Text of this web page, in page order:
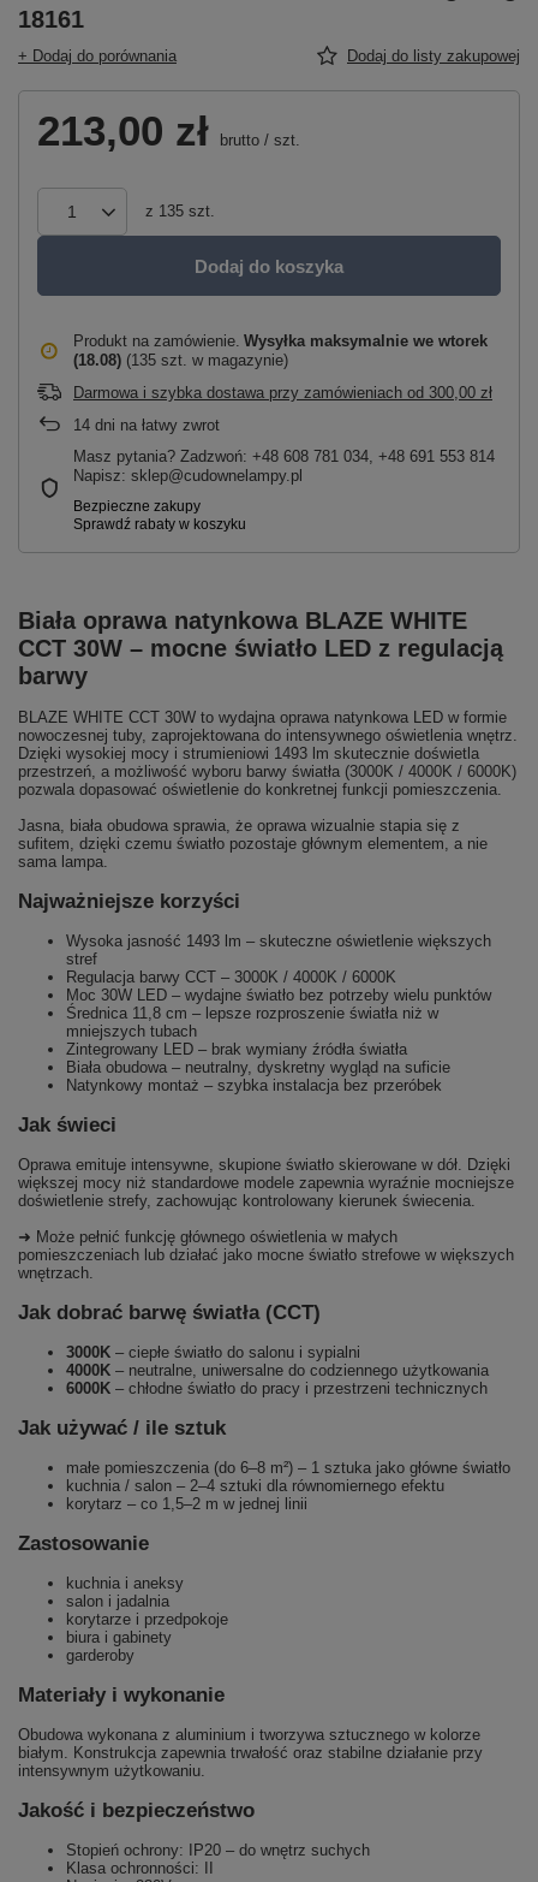
18161
+ Dodaj do porównania Dodaj do listy zakupowej
213,00 zł brutto / szt.
z 135 szt.
Dodaj do koszyka
Produkt na zamówienie Wysyłka maksymalnie we wtorek
(18.08) (135 szt. w magazynie)
Darmowa i szybka dostawa przy zamówieniach od 300,00 zł
14 dni na łatwy zwrot
Masz pytania? Zadzwoń: +48 608 781 034, +48 691 553 814
Napisz: sklep@cudownelampy.pl
Biała oprawa natynkowa BLAZE WHITE
CCT 30W – mocne światło LED z regulacją
barwy
BLAZE WHITE CCT 30W to wydajna oprawa natynkowa LED w formie
nowoczesnej tuby, zaprojektowana do intensywnego oświetlenia wnętrz.
Dzięki wysokiej mocy i strumieniowi 1493 lm skutecznie doświetla
przestrzeń, a możliwość wyboru barwy światła (3000K / 4000K / 6000K)
pozwala dopasować oświetlenie do konkretnej funkcji pomieszczenia.
Jasna, biała obudowa sprawia, że oprawa wizualnie stapia się z
sufitem, dzięki czemu światło pozostaje głównym elementem, a nie
sama lampa.
Najważniejsze korzyści
Wysoka jasność 1493 lm – skuteczne oświetlenie większych
stref
Regulacja barwy CCT – 3000K / 4000K / 6000K
Moc 30W LED – wydajne światło bez potrzeby wielu punktów
Średnica 11,8 cm – lepsze rozproszenie światła niż w
mniejszych tubach
Zintegrowany LED – brak wymiany źródła światła
Biała obudowa – neutralny, dyskretny wygląd na suficie
Natynkowy montaż – szybka instalacja bez przeróbek
Jak świeci
Oprawa emituje intensywne, skupione światło skierowane w dół. Dzięki
większej mocy niż standardowe modele zapewnia wyraźnie mocniejsze
doświetlenie strefy, zachowując kontrolowany kierunek świecenia.
➜ Może pełnić funkcję głównego oświetlenia w małych
pomieszczeniach lub działać jako mocne światło strefowe w większych
wnętrzach.
Jak dobrać barwę światła (CCT)
3000K – ciepłe światło do salonu i sypialni
4000K – neutralne, uniwersalne do codziennego użytkowania
6000K – chłodne światło do pracy i przestrzeni technicznych
Jak używać / ile sztuk
małe pomieszczenia (do 6–8 m²) – 1 sztuka jako główne światło
kuchnia / salon – 2–4 sztuki dla równomiernego efektu
korytarz – co 1,5–2 m w jednej linii
Zastosowanie
kuchnia i aneksy
salon i jadalnia
korytarze i przedpokoje
biura i gabinety
garderoby
Materiały i wykonanie
Obudowa wykonana z aluminium i tworzywa sztucznego w kolorze
białym. Konstrukcja zapewnia trwałość oraz stabilne działanie przy
intensywnym użytkowaniu.
Jakość i bezpieczeństwo
Stopień ochrony: IP20 – do wnętrz suchych
Klasa ochronności: II